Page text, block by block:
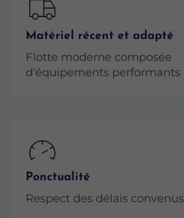
Matériel récent et adapté
Flotte moderne composée
d'équipements performants
Ponctualité
Respect des délais convenus